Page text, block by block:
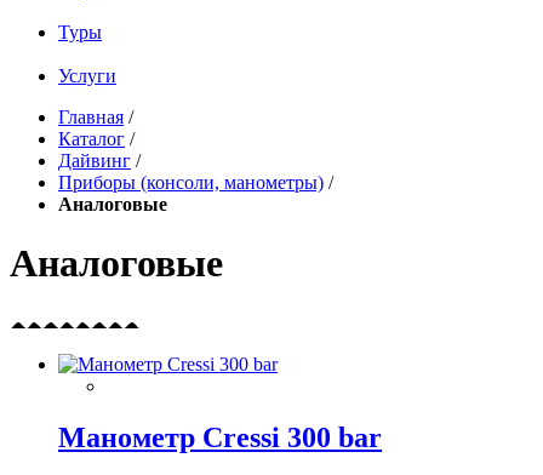
Туры
Услуги
Главная /
Каталог /
Дайвинг /
Приборы (консоли, манометры) /
Аналоговые
Аналоговые
Манометр Cressi 300 bar